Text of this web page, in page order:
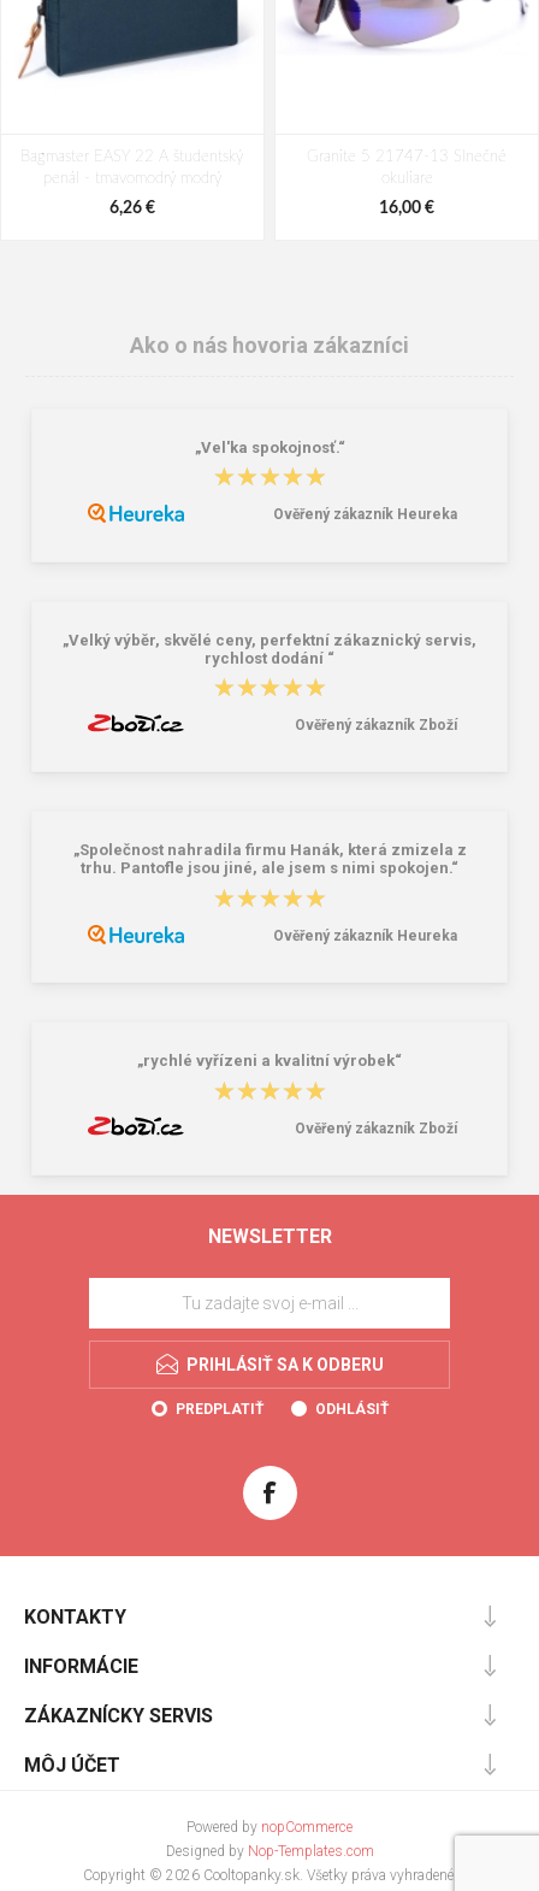
Bagmaster EASY 22 A študentský
penál - tmavomodrý modrý
6,26 €
Granite 5 21747-13 Slnečné
okuliare
16,00 €
Ako o nás hovoria zákazníci
„Vel'ka spokojnosť.“
★★★★★
★★★★★
Ověřený zákazník Heureka
„Velký výběr, skvělé ceny, perfektní zákaznický servis,
rychlost dodání “
★★★★★
★★★★★
Ověřený zákazník Zboží
„Společnost nahradila firmu Hanák, která zmizela z
trhu. Pantofle jsou jiné, ale jsem s nimi spokojen.“
★★★★★
★★★★★
Ověřený zákazník Heureka
„rychlé vyřízeni a kvalitní výrobek“
★★★★★
★★★★★
Ověřený zákazník Zboží
NEWSLETTER
PRIHLÁSIŤ SA K ODBERU
PREDPLATIŤ ODHLÁSIŤ
KONTAKTY
INFORMÁCIE
ZÁKAZNÍCKY SERVIS
MÔJ ÚČET
Powered by nopCommerce
Designed by Nop-Templates.com
Copyright © 2026 Cooltopanky.sk. Všetky práva vyhradené.